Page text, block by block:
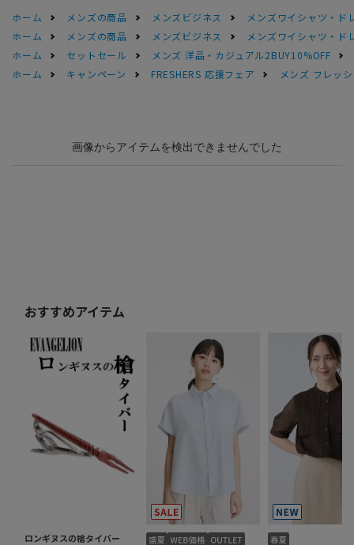
ホーム メンズの商品 メンズビジネス
メンズワイシャツ・ド
ホーム
メンズの商品 メンズビジネス
メンズワイシャツ・ド
ホーム
セットセール
メンズ 洋品・カジュアル2BUY10%OFF
ホーム
キャンペーン FRESHERS 応援フェア メンズ フレッ